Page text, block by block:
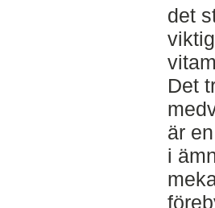
det
Det
är
i